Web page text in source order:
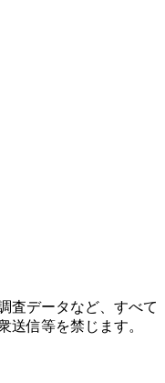
査データなど、すべて
送信等を禁じます。